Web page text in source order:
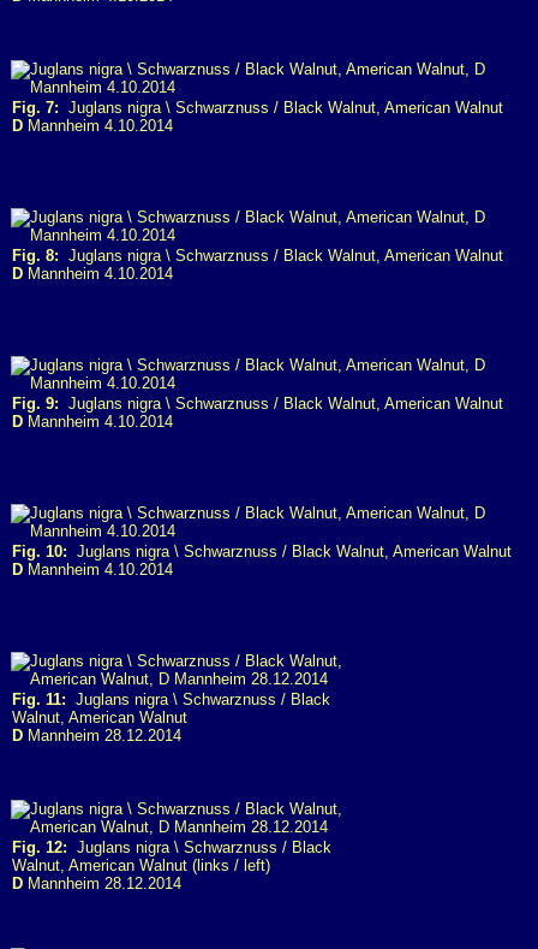
Fig. 7: Juglans nigra \ Schwarznuss / Black Walnut, American Walnut
D Mannheim 4.10.2014
Fig. 8: Juglans nigra \ Schwarznuss / Black Walnut, American Walnut
D Mannheim 4.10.2014
Fig. 9: Juglans nigra \ Schwarznuss / Black Walnut, American Walnut
D Mannheim 4.10.2014
Fig. 10: Juglans nigra \ Schwarznuss / Black Walnut, American Walnut
D Mannheim 4.10.2014
Fig. 11: Juglans nigra \ Schwarznuss / Black
Walnut, American Walnut
D Mannheim 28.12.2014
Fig. 12: Juglans nigra \ Schwarznuss / Black
Walnut, American Walnut (links / left)
D Mannheim 28.12.2014